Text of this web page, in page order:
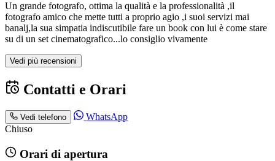
Un grande fotografo, ottima la qualità e la professionalità ,il
fotografo amico che mette tutti a proprio agio ,i suoi servizi mai
banalj,la sua simpatia indiscutibile fare un book con lui è come stare
su di un set cinematografico...lo consiglio vivamente
Vedi più recensioni
Contatti e Orari
Vedi telefono
WhatsApp
Chiuso
Orari di apertura